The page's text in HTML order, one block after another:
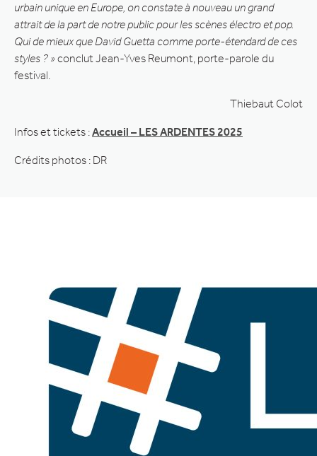
urbain unique en Europe, on constate à nouveau un grand
attrait de la part de notre public pour les scènes électro et pop.
Qui de mieux que David Guetta comme porte-étendard de ces
styles ? » conclut Jean-Yves Reumont, porte-parole du
festival.
Thiebaut Colot
Infos et tickets :Accueil – LES ARDENTES 2025
Crédits photos : DR